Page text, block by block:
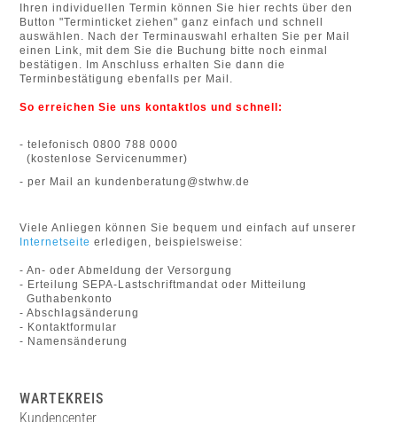
Ihren individuellen Termin können Sie hier rechts über den
Button "Terminticket ziehen" ganz einfach und schnell
auswählen. Nach der Terminauswahl erhalten Sie per Mail
einen Link, mit dem Sie die Buchung bitte noch einmal
bestätigen. Im Anschluss erhalten Sie dann die
Terminbestätigung ebenfalls per Mail.
So erreichen Sie uns kontaktlos und schnell:
- telefonisch 0800 788 0000
(kostenlose Servicenummer)
- per Mail an kundenberatung@stwhw.de
Viele Anliegen können Sie bequem und einfach auf unserer
Internetseite erledigen, beispielsweise:
- An- oder Abmeldung der Versorgung
- Erteilung SEPA-Lastschriftmandat oder Mitteilung
Guthabenkonto
- Abschlagsänderung
- Kontaktformular
- Namensänderung
WARTEKREIS
Kundencenter